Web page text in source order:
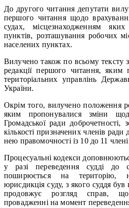
До другого читання депутати
першого читання щодо
судах, місцезнаходженням
пунктів, розташування робочих
населених пунктах.
Вилучено також по всьому тексту
редакції першого читання, яким
територіальних управлінь
України.
Окрім того, вилучено положення
яким пропонувалися зміни
Громадської ради доброчетності,
кількості призначених членів ради
нею правомочності із 10 до 11
Процесуальні кодекси
у разі переведення судді до
поширюється на територію,
юрисдикція суду, з якого суддя
продовжує розгляд справ,
провадженні на момент